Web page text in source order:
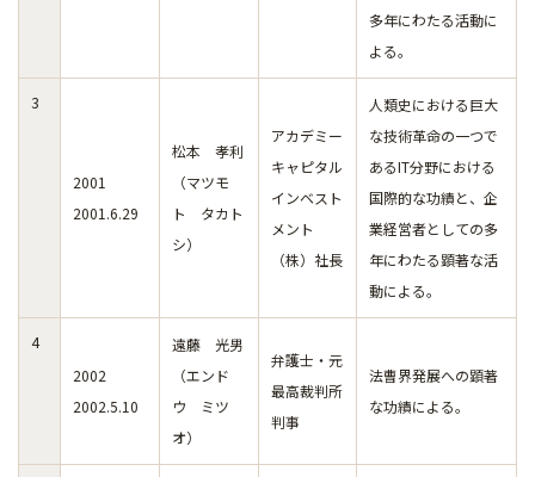
多年にわたる活動に
よる。
3
2001
2001.6.29
松本 孝利
（マツモ
ト タカト
シ）
アカデミー
キャピタル
インベスト
メント
（株）社長
人類史における巨大
な技術革命の一つで
あるIT分野における
国際的な功績と、企
業経営者としての多
年にわたる顕著な活
動による。
4
2002
2002.5.10
遠藤 光男
（エンド
ウ ミツ
オ）
弁護士・元
最高裁判所
判事
法曹界発展への顕著
な功績による。